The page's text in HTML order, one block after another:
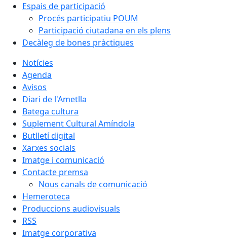
Espais de participació
Procés participatiu POUM
Participació ciutadana en els plens
Decàleg de bones pràctiques
Notícies
Agenda
Avisos
Diari de l'Ametlla
Batega cultura
Suplement Cultural Amíndola
Butlletí digital
Xarxes socials
Imatge i comunicació
Contacte premsa
Nous canals de comunicació
Hemeroteca
Produccions audiovisuals
RSS
Imatge corporativa